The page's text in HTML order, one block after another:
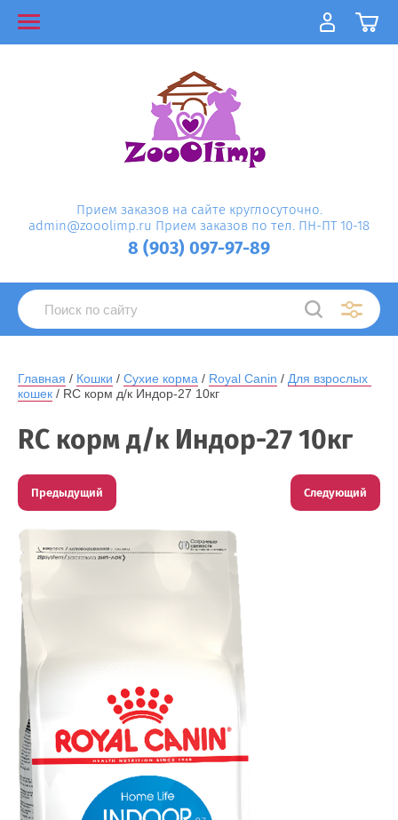
Прием заказов на сайте круглосуточно.
admin@zooolimp.ru Прием заказов по тел. ПН-ПТ 10-18
8 (903) 097-97-89
Главная / Кошки / Сухие корма / Royal Canin / Для взрослых
кошек / RC корм д/к Индор-27 10кг
RC корм д/к Индор-27 10кг
Предыдущий Следующий